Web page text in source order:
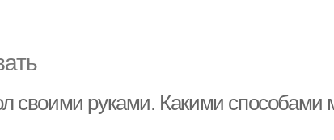
своими руками. Какими способами